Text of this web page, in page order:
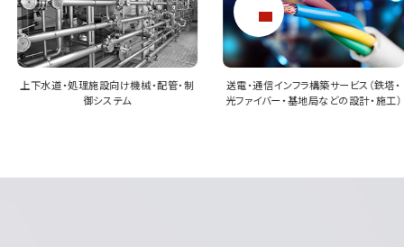
送電・通信インフラ構築サービス（鉄塔・
光ファイバー・基地局などの設計・施工）
災害復旧・防災インフラ整備パッケージ
（河川・法面・避難路など）